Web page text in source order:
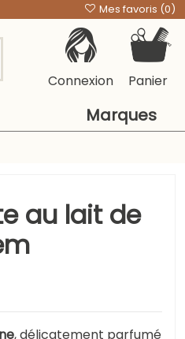
Mes favoris (0)
Connexion Panier
Marques
au lait de
, délicatement parfumé